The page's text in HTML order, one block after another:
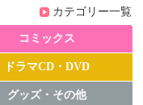
カテゴリー一覧
コミックス
ドラマCD・DVD
グッズ・その他